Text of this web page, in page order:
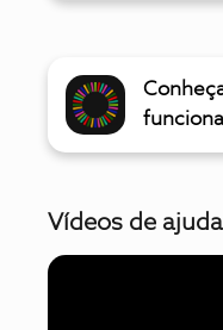
Vídeos de ajuda